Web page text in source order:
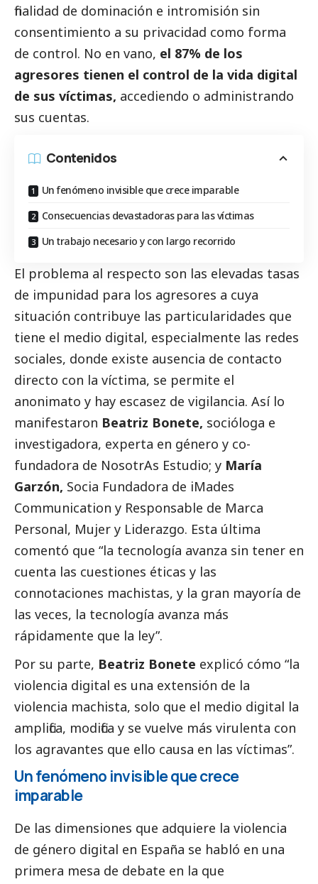
finalidad de dominación e intromisión sin
consentimiento a su privacidad como forma
de control. No en vano, el 87% de los
agresores tienen el control de la vida digital
de sus víctimas, accediendo o administrando
sus cuentas.
Contenidos
Un fenómeno invisible que crece imparable
Consecuencias devastadoras para las víctimas
Un trabajo necesario y con largo recorrido
El problema al respecto son las elevadas tasas
de impunidad para los agresores a cuya
situación contribuye las particularidades que
tiene el medio digital, especialmente las redes
sociales, donde existe ausencia de contacto
directo con la víctima, se permite el
anonimato y hay escasez de vigilancia. Así lo
manifestaron Beatriz Bonete, socióloga e
investigadora, experta en género y co-
fundadora de NosotrAs Estudio; y María
Garzón, Socia Fundadora de iMades
Communication y Responsable de Marca
Personal, Mujer y Liderazgo. Esta última
comentó que “la tecnología avanza sin tener en
cuenta las cuestiones éticas y las
connotaciones machistas, y la gran mayoría de
las veces, la tecnología avanza más
rápidamente que la ley”.
Por su parte, Beatriz Bonete explicó cómo “la
violencia digital es una extensión de la
violencia machista, solo que el medio digital la
amplifica, modifica y se vuelve más virulenta con
los agravantes que ello causa en las víctimas”.
Un fenómeno invisible que crece
imparable
De las dimensiones que adquiere la violencia
de género digital en España se habló en una
primera mesa de debate en la que